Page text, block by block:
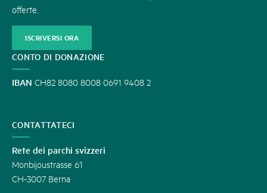
offerte.
ISCRIVERSI ORA
CONTO DI DONAZIONE
IBAN CH82 8080 8008 0691 9408 2
CONTATTATECI
Rete dei parchi svizzeri
Monbijoustrasse 61
CH-3007 Berna